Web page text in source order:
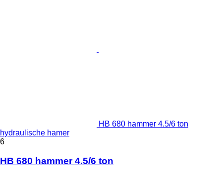
HB 680 hammer 4.5/6 ton
hydraulische hamer
6
HB 680 hammer 4.5/6 ton